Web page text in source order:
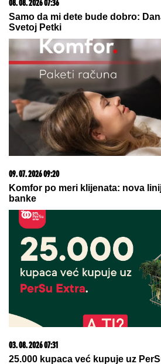
05. 08. 2026 06:45
Šta dete nasleđuje od oca, a šta
treba da znate o genetici
15. 07. 2026 07:44
Većina građana izgubi novac pre
letovanje - ovih 7 troškova skoro